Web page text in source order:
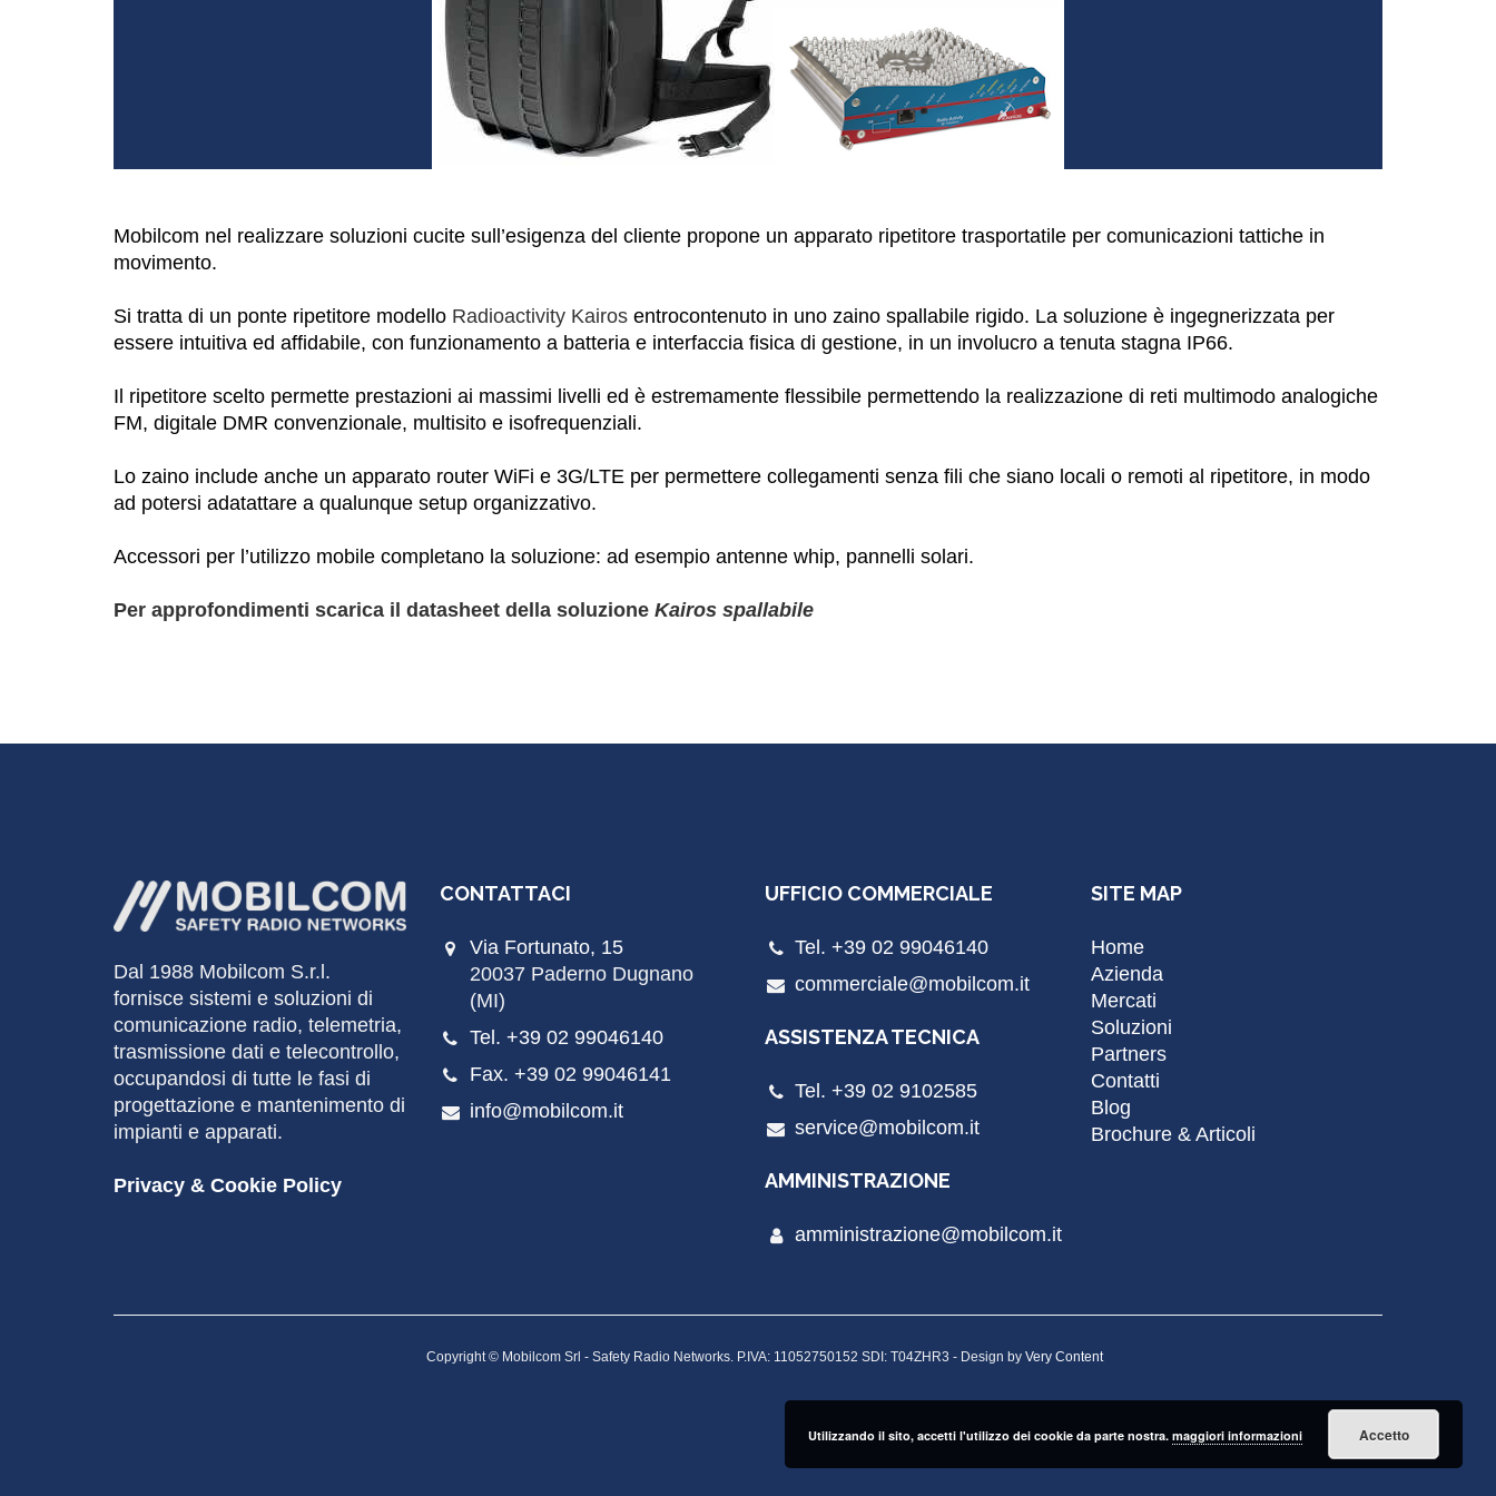
Mobilcom nel realizzare soluzioni cucite sull’esigenza del cliente propone un apparato ripetitore trasportatile per comunicazioni tattiche in
movimento.
Si tratta di un ponte ripetitore modello Radioactivity Kairos entrocontenuto in uno zaino spallabile rigido. La soluzione è ingegnerizzata per
essere intuitiva ed affidabile, con funzionamento a batteria e interfaccia fisica di gestione, in un involucro a tenuta stagna IP66.
Il ripetitore scelto permette prestazioni ai massimi livelli ed è estremamente flessibile permettendo la realizzazione di reti multimodo analogiche
FM, digitale DMR convenzionale, multisito e isofrequenziali.
Lo zaino include anche un apparato router WiFi e 3G/LTE per permettere collegamenti senza fili che siano locali o remoti al ripetitore, in modo
ad potersi adatattare a qualunque setup organizzativo.
Accessori per l’utilizzo mobile completano la soluzione: ad esempio antenne whip, pannelli solari.
Per approfondimenti scarica il datasheet della soluzione Kairos spallabile
Dal 1988 Mobilcom S.r.l.
fornisce sistemi e soluzioni di
comunicazione radio, telemetria,
trasmissione dati e telecontrollo,
occupandosi di tutte le fasi di
progettazione e mantenimento di
impianti e apparati.
Privacy & Cookie Policy
CONTATTACI
Via Fortunato, 15
20037 Paderno Dugnano
(MI)
Tel. +39 02 99046140
Fax. +39 02 99046141
info@mobilcom.it
UFFICIO COMMERCIALE
Tel. +39 02 99046140
commerciale@mobilcom.it
ASSISTENZA TECNICA
Tel. +39 02 9102585
service@mobilcom.it
AMMINISTRAZIONE
amministrazione@mobilcom.it
SITE MAP
Home
Azienda
Mercati
Soluzioni
Partners
Contatti
Blog
Brochure & Articoli
Copyright © Mobilcom Srl - Safety Radio Networks. P.IVA: 11052750152 SDI: T04ZHR3 - Design by Very Content
Utilizzando il sito, accetti l'utilizzo dei cookie da parte nostra. maggiori informazioni Accetto